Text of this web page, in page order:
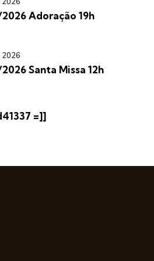
Adoração 19h
2026
Santa Missa 12h
=]]